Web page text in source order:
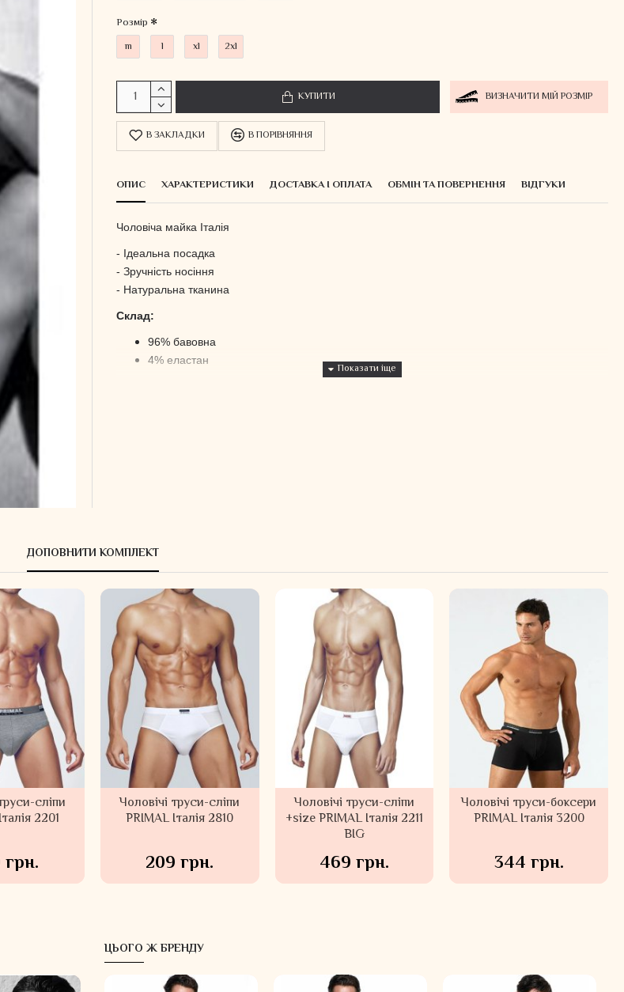
Розмір
m
l xl 2xl
КУПИТИ ВИЗНАЧИТИ МІЙ РОЗМІР
В ЗАКЛАДКИ В ПОРІВНЯННЯ
ОПИС ХАРАКТЕРИСТИКИ ДОСТАВКА І ОПЛАТА ОБМІН ТА ПОВЕРНЕННЯ ВІДГУКИ
Чоловіча майка Італія
- Ідеальна посадка
- Зручність носіння
- Натуральна тканина
Склад:
96% бавовна
4% еластан
ДОПОВНИТИ КОМПЛЕКТ
сліпи
2201
Чоловічі труси-сліпи
PRIMAL Італія 2810
209 грн.
Чоловічі труси-сліпи
+size PRIMAL Італія 2211
BIG
469 грн.
Чоловічі труси-боксери
PRIMAL Італія 3200
344 грн.
ЦЬОГО Ж БРЕНДУ